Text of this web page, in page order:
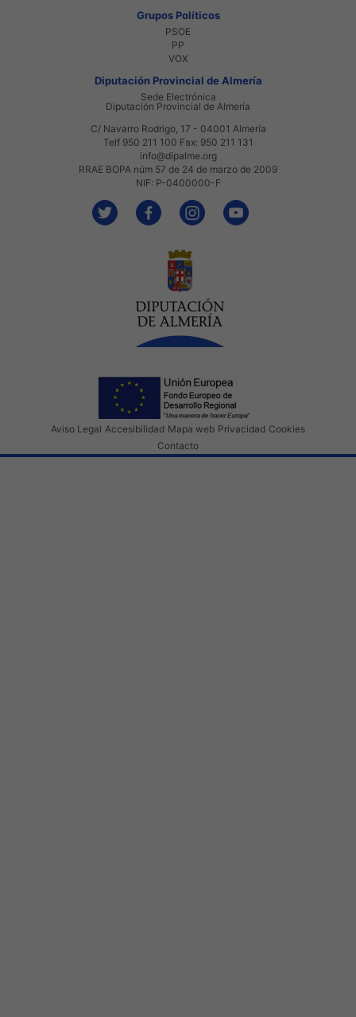
Grupos Políticos
PSOE
PP
VOX
Diputación Provincial de Almería
Sede Electrónica
Diputación Provincial de Almería
C/ Navarro Rodrigo, 17 - 04001 Almería
Telf 950 211 100 Fax: 950 211 131
info@dipalme.org
RRAE BOPA núm 57 de 24 de marzo de 2009
NIF: P-0400000-F
Aviso Legal Accesibilidad Mapa web Privacidad Cookies
Contacto